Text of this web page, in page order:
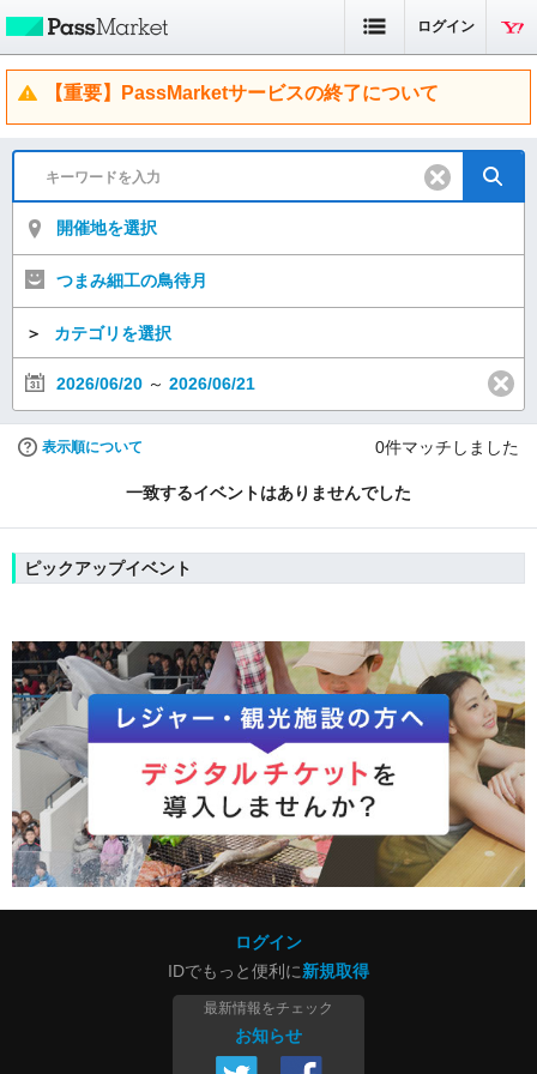
ログイン
【重要】PassMarketサービスの終了について
開催地を選択
つまみ細工の鳥待月
＞ カテゴリを選択
2026/06/20 ～ 2026/06/21
表示順について 0件マッチしました
一致するイベントはありませんでした
ピックアップイベント
ログイン
IDでもっと便利に新規取得
最新情報をチェック
お知らせ